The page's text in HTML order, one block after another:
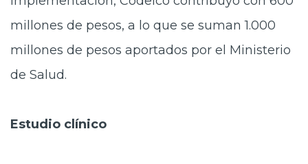
millones de pesos, a lo que se suman 1.000
millones de pesos aportados por el Ministerio
de Salud.
Estudio clínico